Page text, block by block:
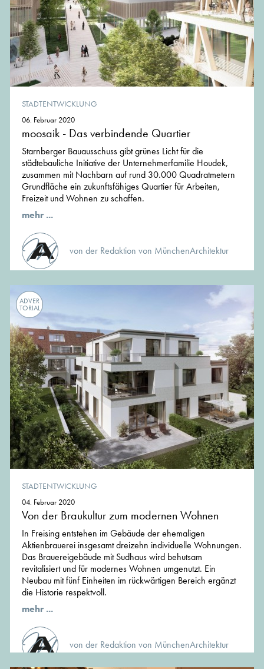
STADTENTWICKLUNG
06. Februar 2020
moosaik - Das verbindende Quartier
Starnberger Bauausschuss gibt grünes Licht für die
städtebauliche Initiative der Unternehmerfamilie Houdek,
zusammen mit Nachbarn auf rund 30.000 Quadratmetern
Grundfläche ein zukunftsfähiges Quartier für Arbeiten,
Freizeit und Wohnen zu schaffen.
mehr ...
von der Redaktion von MünchenArchitektur
ADVER
TORIAL
STADTENTWICKLUNG
04. Februar 2020
Von der Braukultur zum modernen Wohnen
In Freising entstehen im Gebäude der ehemaligen
Aktienbrauerei insgesamt dreizehn individuelle Wohnungen.
Das Brauereigebäude mit Sudhaus wird behutsam
revitalisiert und für modernes Wohnen umgenutzt. Ein
Neubau mit fünf Einheiten im rückwärtigen Bereich ergänzt
die Historie respektvoll.
mehr ...
von der Redaktion von MünchenArchitektur